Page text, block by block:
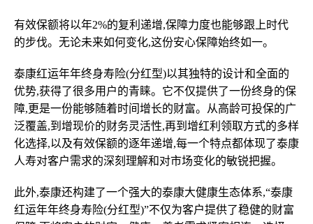
有效保额将以年2%的复利递增,保障力度也能够跟上时代
的步伐。无论未来如何变化,这份安心保障始终如一。
泰康红运年年终身寿险(分红型)以其独特的设计和全面的
优势,获得了很多用户的青睐。它不仅提供了一份终身的保
障,更是一份能够随着时间增长的财富。从高龄可投保的广
泛覆盖,到增现价的财务灵活性,再到增红利领取方式的多样
化选择,以及有效保额的逐年递增,每一个特点都体现了泰康
人寿对客户需求的深刻理解和对市场变化的敏锐把握。
此外,泰康还构建了一个强大的泰康大健康生态体系,“泰康
红运年年终身寿险(分红型)”不仅为客户提供了稳健的财富